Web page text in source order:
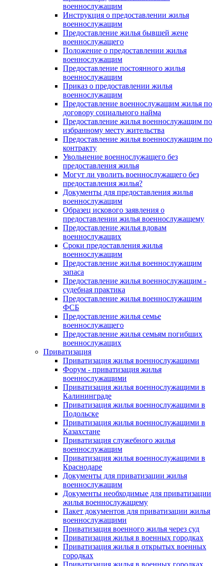
военнослужащим
Инструкция о предоставлении жилья
военнослужащим
Предоставление жилья бывшей жене
военнослужащего
Положение о предоставлении жилья
военнослужащим
Предоставление постоянного жилья
военнослужащим
Приказ о предоставлении жилья
военнослужащим
Предоставление военнослужащим жилья по
договору социального найма
Предоставление жилья военнослужащим по
избранному месту жительства
Предоставление жилья военнослужащим по
контракту
Увольнение военнослужащего без
предоставления жилья
Могут ли уволить военнослужащего без
предоставления жилья?
Документы для предоставления жилья
военнослужащим
Образец искового заявления о
предоставлении жилья военнослужащему
Предоставление жилья вдовам
военнослужащих
Сроки предоставления жилья
военнослужащим
Предоставление жилья военнослужащим
запаса
Предоставление жилья военнослужащим -
судебная практика
Предоставление жилья военнослужащим
ФСБ
Предоставление жилья семье
военнослужащего
Предоставление жилья семьям погибших
военнослужащих
Приватизация
Приватизация жилья военнослужащими
Форум - приватизация жилья
военнослужащими
Приватизация жилья военнослужащими в
Калининграде
Приватизация жилья военнослужащими в
Подольске
Приватизация жилья военнослужащими в
Казахстане
Приватизация служебного жилья
военнослужащим
Приватизация жилья военнослужащими в
Краснодаре
Документы для приватизации жилья
военнослужащим
Документы необходимые для приватизации
жилья военнослужащему
Пакет документов для приватизации жилья
военнослужащими
Приватизация военного жилья через суд
Приватизация жилья в военных городках
Приватизация жилья в открытых военных
городках
Приватизация жилья в военных городках